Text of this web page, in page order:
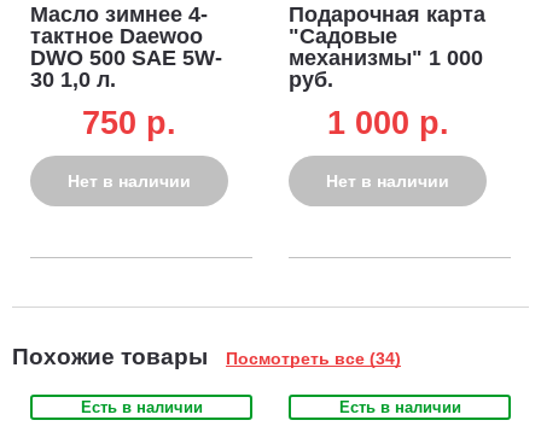
Масло зимнее 4-
тактное Daewoo
DWO 500 SAE 5W-
30 1,0 л.
750 p.
Нет в наличии
Подарочная карта
"Садовые
механизмы" 1 000
руб.
1 000 p.
Нет в наличии
Похожие товары Посмотреть все (34)
Есть в наличии Есть в наличии